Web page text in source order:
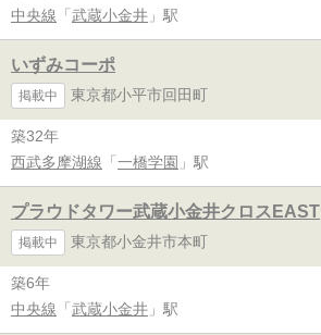
中央線 「 武蔵小金井 」駅
いずみコーポ
掲載中 東京都小平市回田町
築32年
西武多摩湖線 「 一橋学園 」駅
プラウドタワー武蔵小金井クロスEAST
掲載中 東京都小金井市本町
築6年
中央線 「 武蔵小金井 」駅